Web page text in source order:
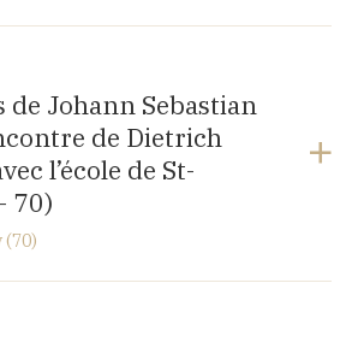
田市本町田2600-4
Machida City, Tokyo (JAPAN)
de Johann Sebastian
de Dietrich
l’école de St-
70)